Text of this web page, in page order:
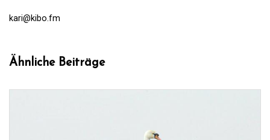
kari@kibo.fm
Ähnliche Beiträge